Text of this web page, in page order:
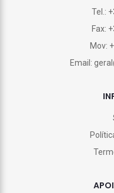
Tel.:
Fax:
Mov:
Email: